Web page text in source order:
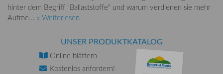
hinter dem Begriff "Ballaststoffe" und warum verdienen sie mehr
Aufme... » Weiterlesen
UNSER PRODUKTKATALOG
Online blättern
Kostenlos anfordern!